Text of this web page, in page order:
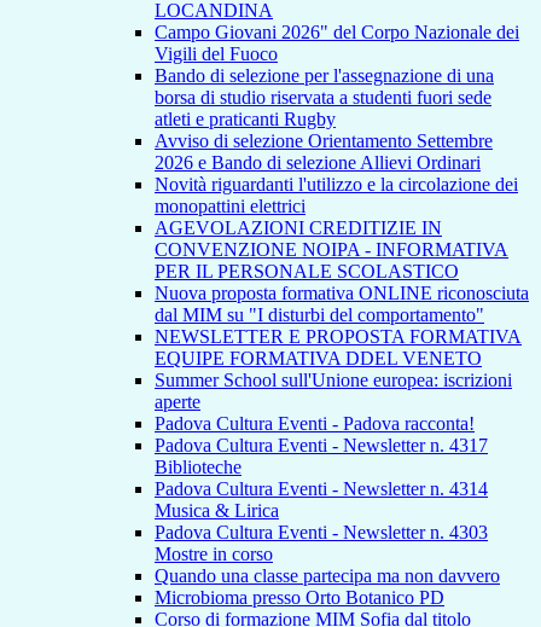
LOCANDINA
Campo Giovani 2026" del Corpo Nazionale dei
Vigili del Fuoco
Bando di selezione per l'assegnazione di una
borsa di studio riservata a studenti fuori sede
atleti e praticanti Rugby
Avviso di selezione Orientamento Settembre
2026 e Bando di selezione Allievi Ordinari
Novità riguardanti l'utilizzo e la circolazione dei
monopattini elettrici
AGEVOLAZIONI CREDITIZIE IN
CONVENZIONE NOIPA - INFORMATIVA
PER IL PERSONALE SCOLASTICO
Nuova proposta formativa ONLINE riconosciuta
dal MIM su "I disturbi del comportamento"
NEWSLETTER E PROPOSTA FORMATIVA
EQUIPE FORMATIVA DDEL VENETO
Summer School sull'Unione europea: iscrizioni
aperte
Padova Cultura Eventi - Padova racconta!
Padova Cultura Eventi - Newsletter n. 4317
Biblioteche
Padova Cultura Eventi - Newsletter n. 4314
Musica & Lirica
Padova Cultura Eventi - Newsletter n. 4303
Mostre in corso
Quando una classe partecipa ma non davvero
Microbioma presso Orto Botanico PD
Corso di formazione MIM Sofia dal titolo